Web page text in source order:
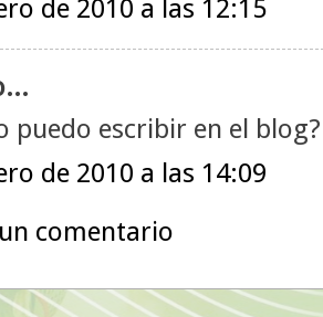
de 2010 a las 12:15
puedo escribir en el
de 2010 a las 14:09
comentario